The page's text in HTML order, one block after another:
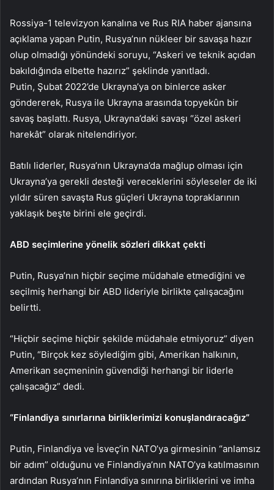
Rossiya-1 televizyon kanalına ve Rus RIA haber ajansına
açıklama yapan Putin, Rusya’nın nükleer bir savaşa hazır
olup olmadığı yönündeki soruyu, “Askeri ve teknik açıdan
bakıldığında elbette hazırız” şeklinde yanıtladı.
Putin, Şubat 2022’de Ukrayna’ya on binlerce asker
göndererek, Rusya ile Ukrayna arasında topyekûn bir
savaş başlattı. Rusya, Ukrayna’daki savaşı “özel askeri
harekât” olarak nitelendiriyor.
Batılı liderler, Rusya’nın Ukrayna’da mağlup olması için
Ukrayna’ya gerekli desteği vereceklerini söyleseler de iki
yıldır süren savaşta Rus güçleri Ukrayna topraklarının
yaklaşık beşte birini ele geçirdi.
ABD seçimlerine yönelik sözleri dikkat çekti
Putin, Rusya’nın hiçbir seçime müdahale etmediğini ve
seçilmiş herhangi bir ABD lideriyle birlikte çalışacağını
belirtti.
“Hiçbir seçime hiçbir şekilde müdahale etmiyoruz” diyen
Putin, “Birçok kez söylediğim gibi, Amerikan halkının,
Amerikan seçmeninin güvendiği herhangi bir liderle
çalışacağız” dedi.
“Finlandiya sınırlarına birliklerimizi konuşlandıracağız”
Putin, Finlandiya ve İsveç’in NATO’ya girmesinin “anlamsız
bir adım” olduğunu ve Finlandiya’nın NATO’ya katılmasının
ardından Rusya’nın Finlandiya sınırına birliklerini ve imha